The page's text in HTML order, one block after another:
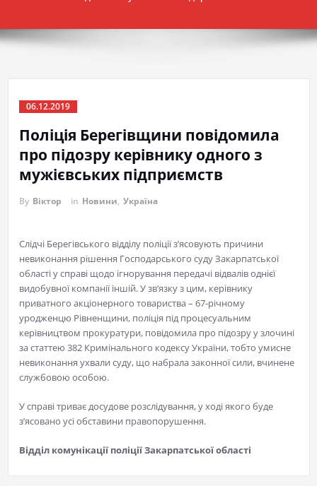
06.12.2019
Поліція Берегівщини повідомила
про підозру керівнику одного з
мужієвських підприємств
By Віктор in Новини, Україна
Слідчі Берегівського відділу поліції з’ясовують причини
невиконання рішення Господарського суду Закарпатської
області у справі щодо ігнорування передачі відвалів однієї
видобувної компанії іншій. У зв’язку з цим, керівнику
приватного акціонерного товариства – 67-річному
уродженцю Рівненщини, поліція під процесуальним
керівництвом прокуратури, повідомила про підозру у злочині
за статтею 382 Кримінального кодексу України, тобто умисне
невиконання ухвали суду, що набрала законної сили, вчинене
службовою особою.
У справі триває досудове розслідування, у ході якого буде
з’ясовано усі обставини правопорушення.
Відділ комунікації поліції Закарпатської області